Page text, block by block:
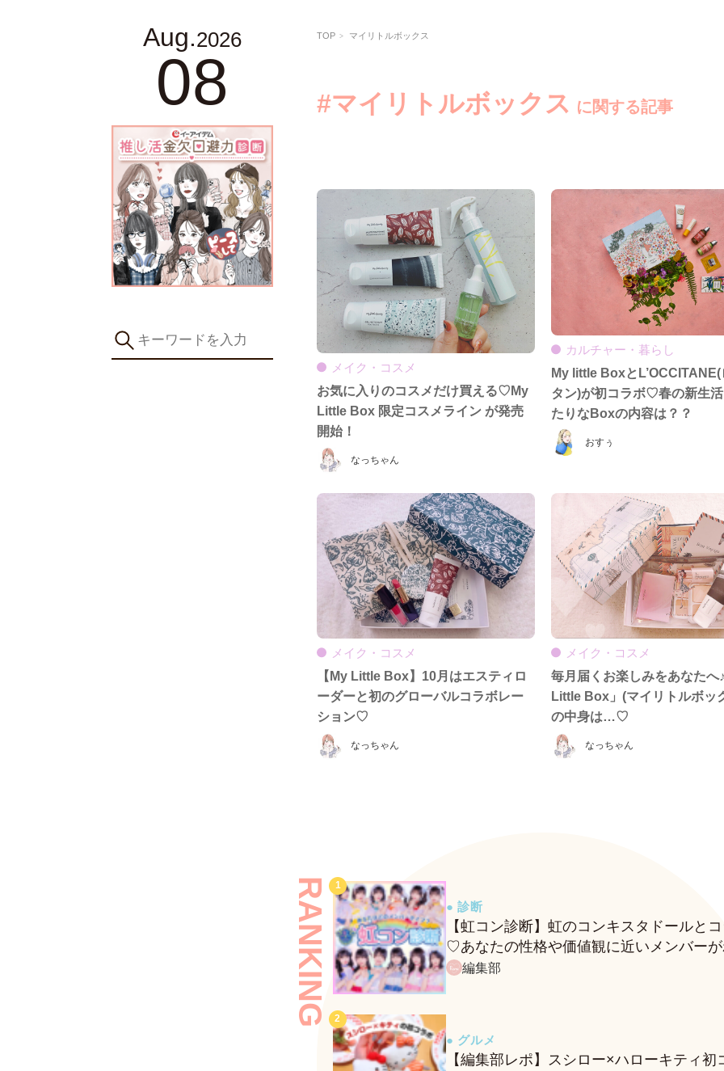
Aug.2026
08
TOP マイリトルボックス
#マイリトルボックス に関する記事
なっちゃん
メイク・コスメ
お気に入りのコスメだけ買える♡My
Little Box 限定コスメライン が発売
開始！
おすぅ
カルチャー・暮らし
My little BoxとL’OCCITANE(
タン)が初コラボ♡春の新生
たりなBoxの内容は？？
なっちゃん
メイク・コスメ
【My Little Box】10月はエスティロ
ーダーと初のグローバルコラボレー
ション♡
なっちゃん
メイク・コスメ
毎月届くお楽しみをあなたへ
Little Box」(マイリトルボッ
の中身は…♡
RANKING ● 診断
【虹コン診断】虹のコンキスタドールと
♡あなたの性格や価値観に近いメンバー
る、fasmeの新診断がスタート！
編集部
● グルメ
【編集部レポ】スシロー×ハローキティ初